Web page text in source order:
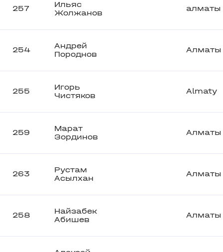
257
Ильяс
Жолжанов
алматы
254
Андрей
Породнов
Алматы
255
Игорь
Чистяков
Almaty
259
Марат
Зординов
Алматы
263
Рустам
Асылхан
Алматы
258
Найзабек
Абишев
Алматы